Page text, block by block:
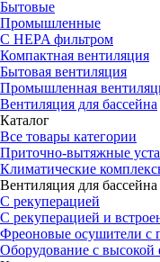
Бытовые
Промышленные
С HEPA фильтром
Компактная вентиляция
Бытовая вентиляция
Промышленная
Вентиляция для бассейна
Каталог
Все товары категории
Приточно-вытяжные
Климатические
Вентиляция для бассейна
С рекуперацией
С рекуперацией и
Фреоновые осушители с
Оборудование с высокой